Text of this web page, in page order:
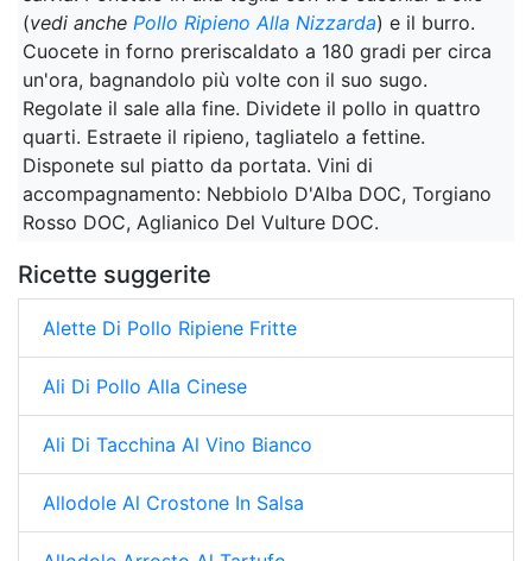
(vedi anche Pollo Ripieno Alla Nizzarda) e il burro.
Cuocete in forno preriscaldato a 180 gradi per circa
un'ora, bagnandolo più volte con il suo sugo.
Regolate il sale alla fine. Dividete il pollo in quattro
quarti. Estraete il ripieno, tagliatelo a fettine.
Disponete sul piatto da portata. Vini di
accompagnamento: Nebbiolo D'Alba DOC, Torgiano
Rosso DOC, Aglianico Del Vulture DOC.
Ricette suggerite
Alette Di Pollo Ripiene Fritte
Ali Di Pollo Alla Cinese
Ali Di Tacchina Al Vino Bianco
Allodole Al Crostone In Salsa